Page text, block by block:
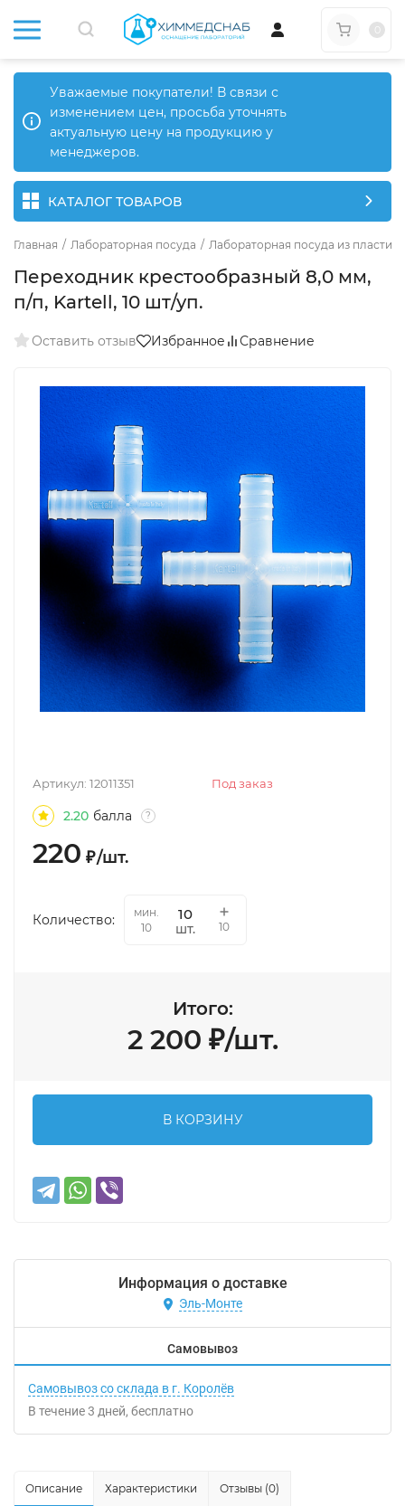
Уважаемые покупатели! В связи с
изменением цен, просьба уточнять
актуальную цену на продукцию у
менеджеров.
КАТАЛОГ ТОВАРОВ
Главная / Лабораторная посуда / Лабораторная посуда из пластика
Переходник крестообразный 8,0 мм,
п/п, Kartell, 10 шт/уп.
Оставить отзыв Избранное Сравнение
Под заказ
Артикул: 12011351
2.20 балла ?
220 ₽/шт.
Количество:
мин.
10
шт. 10
Итого:
2 200 ₽/шт.
В КОРЗИНУ
Информация о доставке
Эль-Монте
Самовывоз
Самовывоз со склада в г. Королёв
В течение3 дней Бесплатно
Описание Характеристики Отзывы (0)